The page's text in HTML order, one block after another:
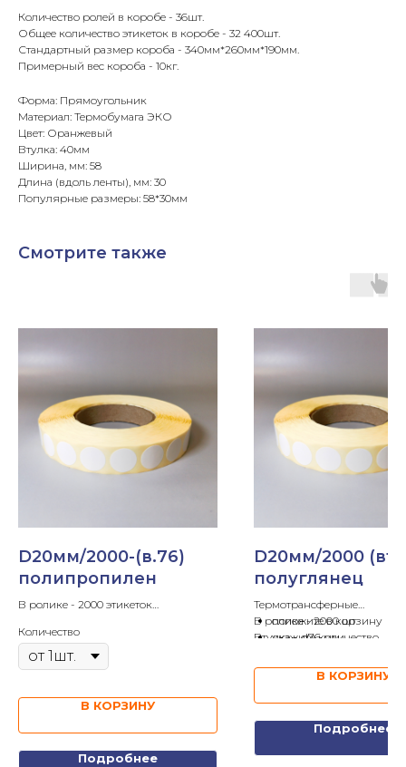
Количество ролей в коробе - 36шт.
Общее количество этикеток в коробе - 32 400шт.
Стандартный размер короба - 340мм*260мм*190мм.
Примерный вес короба - 10кг.
Форма: Прямоугольник
Материал: Термобумага ЭКО
Цвет: Оранжевый
Втулка: 40мм
Ширина, мм: 58
Длина (вдоль ленты), мм: 30
Популярные размеры: 58*30мм
Смотрите также
D20мм/2000-(в.76)
полипропилен
В ролике - 2000 этикеток
Клей - каучуковый
Форма - круг
Цена за ролик:
Количество
В КОРЗИНУ
Подробнее
D20мм/2000
полуглянец
Термотрансферные
В ролике - 2000 шт
Втулка - d76 мм
положите в корзину
укажите количество
В КОРЗИНУ
Подробнее